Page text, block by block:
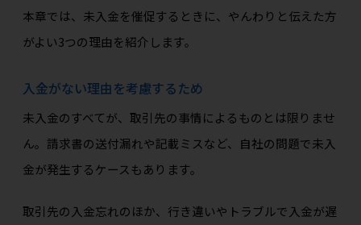
本章では、未入金を催促するときに、やんわりと伝えた方
がよい3つの理由を紹介します。
入金がない理由を考慮するため
未入金のすべてが、取引先の事情によるものとは限りませ
ん。請求書の送付漏れや記載ミスなど、自社の問題で未入
金が発生するケースもあります。
取引先の入金忘れのほか、行き違いやトラブルで入金が遅